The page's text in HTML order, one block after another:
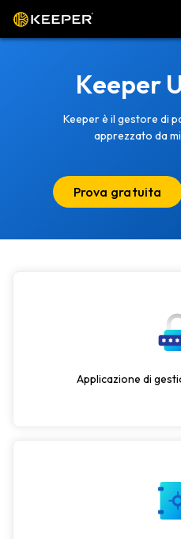
Keeper
Keeper è il gestore di
apprezzato da
Prova gratuita
Applicazione di